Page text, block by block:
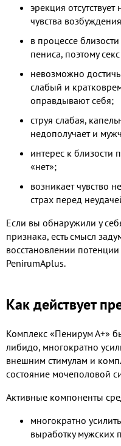
эрекция
чувства
в процессе близости
пениса, поэтому
невозможно
слабый и
оправдывают себя;
струя слабая,
недополучает и
интерес к близости
«нет»;
возникает чувство
страх перед
Если вы обнаружили у
признака, есть смысл
восстановлении
PenirumAplus.
Как действует
Комплекс «Пенирум А+»
либидо, многократно
внешним стимулам и
состояние мочеполовой
Активные компоненты
многократно
выработку мужских